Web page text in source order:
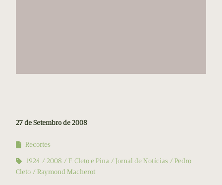
27 de Setembro de 2008
Recortes
1924
2008 F. Cleto e Pina Jornal de Notícias
Pedro
Cleto
Raymond Macherot